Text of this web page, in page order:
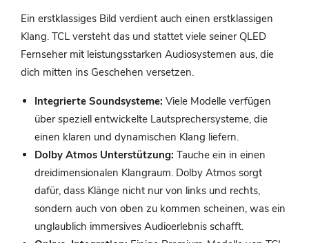
Ein erstklassiges Bild verdient auch einen erstklassigen
Klang. TCL versteht das und stattet viele seiner QLED
Fernseher mit leistungsstarken Audiosystemen aus, die
dich mitten ins Geschehen versetzen.
Integrierte Soundsysteme: Viele Modelle verfügen
über speziell entwickelte Lautsprechersysteme, die
einen klaren und dynamischen Klang liefern.
Dolby Atmos Unterstützung: Tauche ein in einen
dreidimensionalen Klangraum. Dolby Atmos sorgt
dafür, dass Klänge nicht nur von links und rechts,
sondern auch von oben zu kommen scheinen, was ein
unglaublich immersives Audioerlebnis schafft.